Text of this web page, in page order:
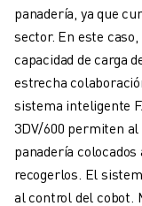
panadería, ya que
sector. En este caso,
capacidad de carga
estrecha
sistema inteligente
3DV/600 permiten
panadería
recogerlos. El
al control del cobot.